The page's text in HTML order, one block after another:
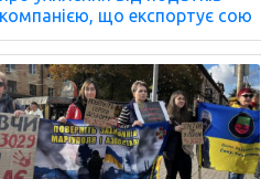
компанією, що експортує сою